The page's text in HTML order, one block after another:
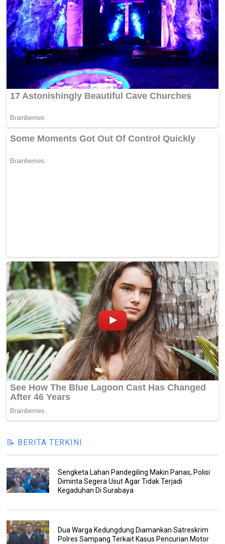
📝 BERITA TERKINI
Sengketa Lahan Pandegiling Makin Panas, Polisi
Diminta Segera Usut Agar Tidak Terjadi
Kegaduhan Di Surabaya
Dua Warga Kedungdung Diamankan Satreskrim
Polres Sampang Terkait Kasus Pencurian Motor